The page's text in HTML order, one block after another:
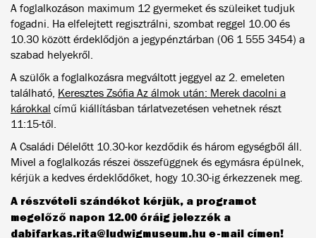
A foglalkozáson maximum 12 gyermeket és szüleiket tudjuk
fogadni. Ha elfelejtett regisztrálni, szombat reggel 10.00 és
10.30 között érdeklődjön a jegypénztárban (06 1 555 3454) a
szabad helyekről.
A szülők a foglalkozásra megváltott jeggyel az 2. emeleten
található, Keresztes Zsófia Az álmok után: Merek dacolni a
károkkal című kiállításban tárlatvezetésen vehetnek részt
11:15-től.
A Családi Délelőtt 10.30-kor kezdődik és három egységből áll.
Mivel a foglalkozás részei összefüggnek és egymásra épülnek,
kérjük a kedves érdeklődőket, hogy 10.30-ig érkezzenek meg.
A részvételi szándékot kérjük, a programot
megelőző napon 12.00 óráig jelezzék a
dabifarkas.rita@ludwigmuseum.hu e-mail címen!